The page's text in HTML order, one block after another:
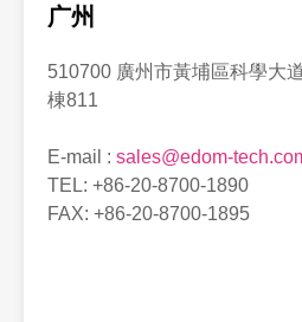
广州
510700 廣州市黃埔區科學大
棟811
E-mail : sales@edom-
TEL: +86-20-8700-1890
FAX: +86-20-8700-1895